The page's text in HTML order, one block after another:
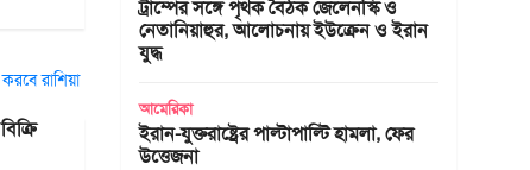
ট্রাম্পের সঙ্গে পৃথক বৈঠক জেলেনস্কি ও
নেতানিয়াহুর, আলোচনায় ইউক্রেন ও ইরান
যুদ্ধ
আমেরিকা
ইরান-যুক্তরাষ্ট্রের পাল্টাপাল্টি হামলা, ফের
উত্তেজনা